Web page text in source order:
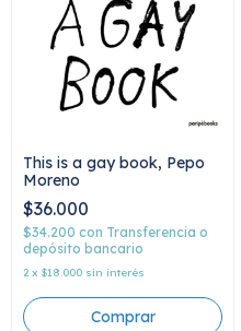
This is a gay book, Pepo
Moreno
$36.000
$34.200 con Transferencia o
depósito bancario
2 x $18.000 sin interés